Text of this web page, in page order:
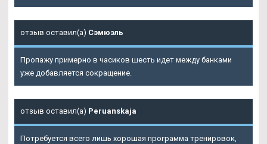
отзыв оставил(а) Сэмюэль
Пропажу примерно в часиков шесть идет между банками
уже добавляется сокращение.
отзыв оставил(а) Peruanskaja
Потребуется всего лишь хорошая программа тренировок,